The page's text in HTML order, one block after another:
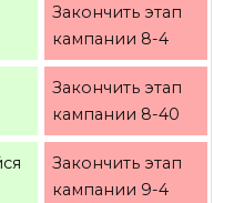
Закончить этап
кампании 8-4
Закончить этап
кампании 8-40
Закончить этап
кампании 9-4